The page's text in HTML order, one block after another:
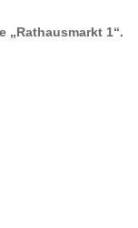
„Rathausmarkt 1“.